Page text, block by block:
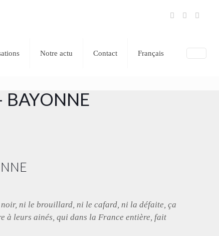
Notre actu Contact Français
BAYONNE
ni le brouillard, ni le cafard, ni la défaite, ça
à leurs ainés, qui dans la France entière, fait